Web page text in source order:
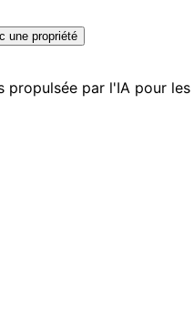
une propriété
propulsée par l'IA pour les